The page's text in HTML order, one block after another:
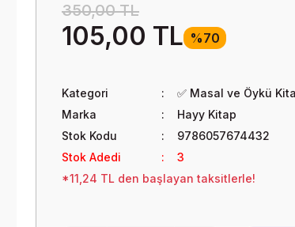
350,00 TL
105,00 TL %70
Kategori
✅ Masal ve Öykü
Marka
Hayy Kitap
Stok Kodu
9786057674432
Stok Adedi
3
*11,24 TL den başlayan taksitlerle!